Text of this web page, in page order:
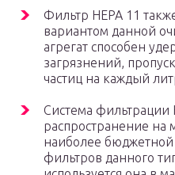
Фильтр HEPA 11
вариантом данной
агрегат способен
загрязнений,
частиц на каждый
Система фильтрации
распространение на
наиболее
фильтров данного